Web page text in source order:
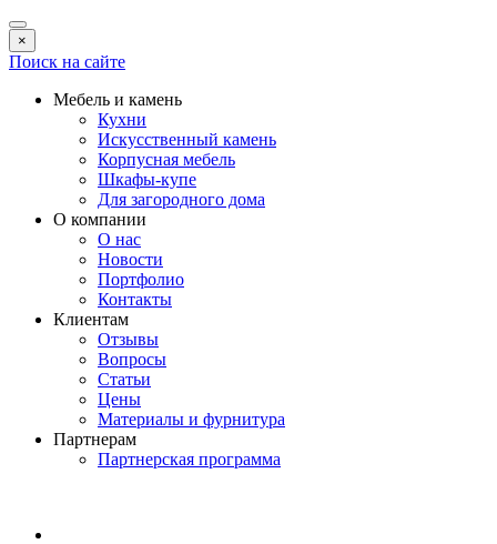
×
Поиск на сайте
Мебель и камень
Кухни
Искусственный камень
Корпусная мебель
Шкафы-купе
Для загородного дома
О компании
О нас
Новости
Портфолио
Контакты
Клиентам
Отзывы
Вопросы
Статьи
Цены
Материалы и фурнитура
Партнерам
Партнерская программа